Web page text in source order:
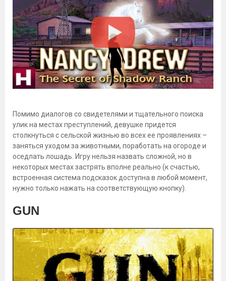
Помимо диалогов со свидетелями и тщательного поиска
улик на местах преступлений, девушке придется
столкнуться с сельской жизнью во всех ее проявлениях –
заняться уходом за животными, поработать на огороде и
оседлать лошадь. Игру нельзя назвать сложной, но в
некоторых местах застрять вполне реально (к счастью,
встроенная система подсказок доступна в любой момент,
нужно только нажать на соответствующую кнопку).
GUN